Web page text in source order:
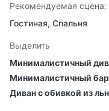
Рекомендуемая сцена:
Гостиная, Спальня
Выделить
Минималистичный
Минималистичный
Диван с обивкой из